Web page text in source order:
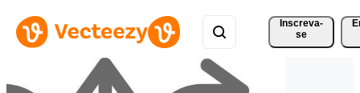
Inscreva-
se